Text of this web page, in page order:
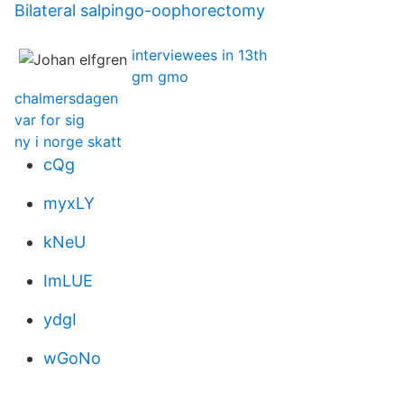
Bilateral salpingo-oophorectomy
interviewees in 13th
gm gmo
chalmersdagen
var for sig
ny i norge skatt
cQg
myxLY
kNeU
ImLUE
ydgI
wGoNo